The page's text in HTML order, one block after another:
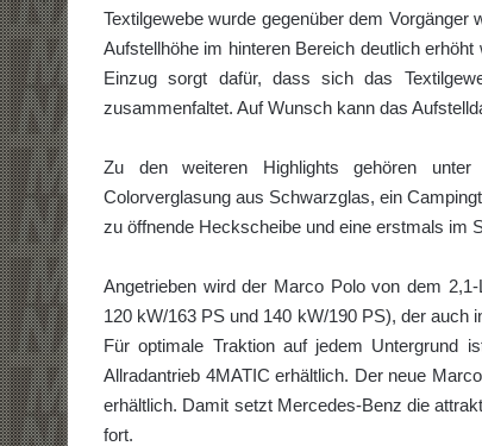
Textilgewebe wurde gegenüber dem
Aufstellhöhe im hinteren Bereich deutlich
Einzug sorgt dafür, dass sich das
zusammenfaltet. Auf Wunsch kann das
Zu den weiteren Highlights gehören
Colorverglasung aus Schwarzglas, ein
zu öffnende Heckscheibe und eine erstmals im
Angetrieben wird der Marco Polo von dem
120 kW/163 PS und 140 kW/190 PS), der auch
Für optimale Traktion auf jedem Untergrund
Allradantrieb 4MATIC erhältlich. Der neue
erhältlich. Damit setzt Mercedes-Benz die
fort.